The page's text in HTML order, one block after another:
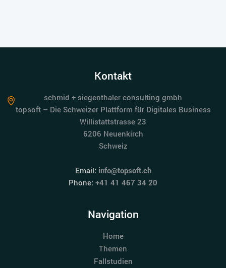
Kontakt
schmid + siegenthaler consulting gmbh
topsoft – Die Schweizer Plattform für Digitales Business
Willistattstrasse 23
6206 Neuenkirch
Schweiz
Email: info@topsoft.ch
Phone: +41 41 467 34 20
Navigation
Home
Themen
Fallstudien